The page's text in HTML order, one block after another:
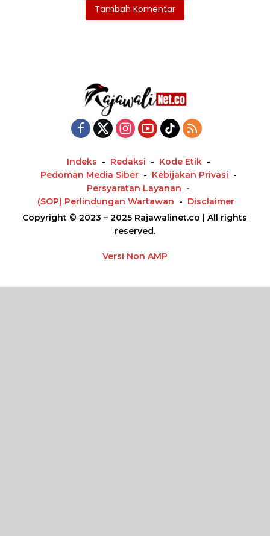
Tambah Komentar
Indeks Redaksi
Kode Etik
Pedoman Media Siber
Kebijakan Privasi
Persyaratan Layanan
(SOP) Perlindungan Wartawan
Disclaimer
Copyright © 2023 – 2025 Rajawalinet.co | All rights
reserved.
Versi Non AMP